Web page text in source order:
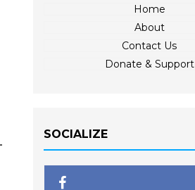
Home
About
Contact Us
Donate & Support
SOCIALIZE